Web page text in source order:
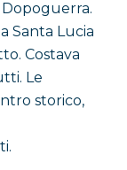
Santa Lucia
Costava
Le
storico,